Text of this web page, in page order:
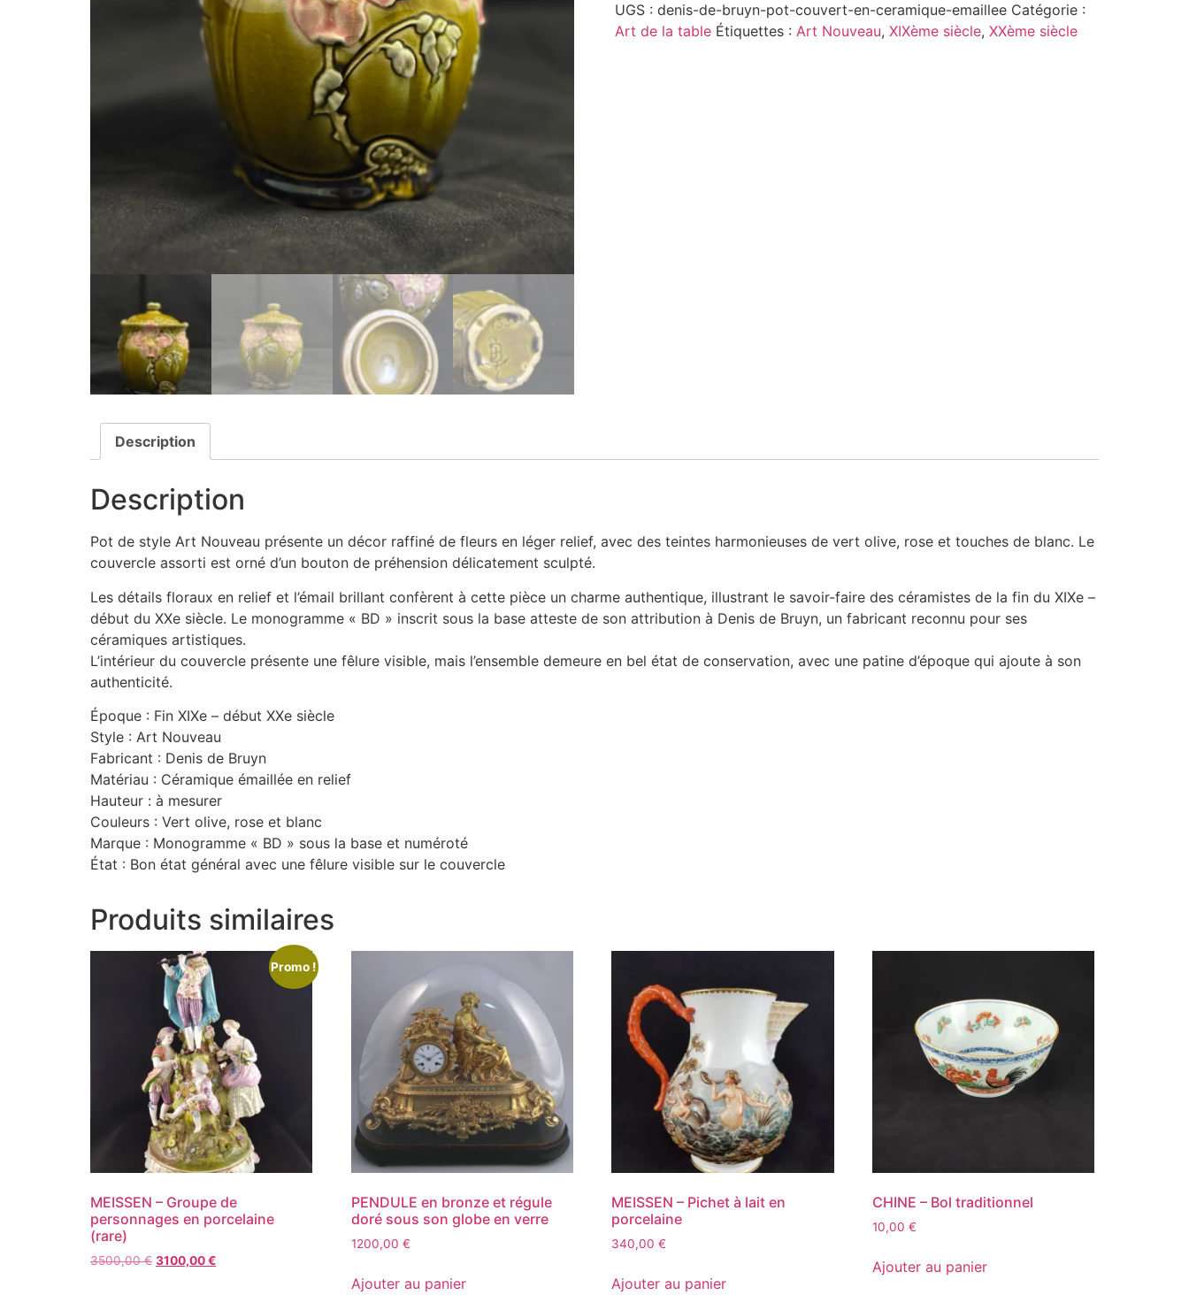
UGS : denis-de-bruyn-pot-couvert-en-ceramique-emaillee Catégorie :
Art de la table Étiquettes : Art Nouveau, XIXème siècle, XXème siècle
Description
Description
Pot de style Art Nouveau présente un décor raffiné de fleurs en léger relief, avec des teintes harmonieuses de vert olive, rose et touches de blanc. Le
couvercle assorti est orné d’un bouton de préhension délicatement sculpté.
Les détails floraux en relief et l’émail brillant confèrent à cette pièce un charme authentique, illustrant le savoir-faire des céramistes de la fin du XIXe –
début du XXe siècle. Le monogramme « BD » inscrit sous la base atteste de son attribution à Denis de Bruyn, un fabricant reconnu pour ses
céramiques artistiques.
L’intérieur du couvercle présente une fêlure visible, mais l’ensemble demeure en bel état de conservation, avec une patine d’époque qui ajoute à son
authenticité.
Époque : Fin XIXe – début XXe siècle
Style : Art Nouveau
Fabricant : Denis de Bruyn
Matériau : Céramique émaillée en relief
Hauteur : à mesurer
Couleurs : Vert olive, rose et blanc
Marque : Monogramme « BD » sous la base et numéroté
État : Bon état général avec une fêlure visible sur le couvercle
Produits similaires
Promo !
MEISSEN – Groupe de
personnages en porcelaine
(rare)
3500,00€ 3100,00€
PENDULE en bronze et régule
doré sous son globe en verre
1200,00 €
Ajouter au panier
MEISSEN – Pichet à lait en
porcelaine
340,00€
Ajouter au panier
CHINE – Bol traditionnel
10,00€
Ajouter au panier